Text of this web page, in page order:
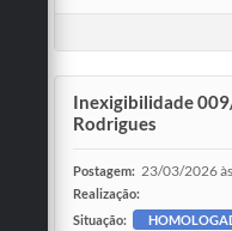
Inexigibilidade
Rodrigues
Postagem: 23/03/2026
Realização:
Situação: